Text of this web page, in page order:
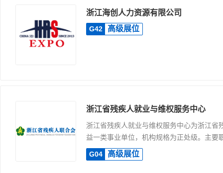
浙江海创人力资源有限公司
G42 高级展位
浙江省残疾人就业与维权服务中心
浙江省残疾人就业与维权服务中心为浙江省
益一类事业单位，机构规格为正处级。主要
G04 高级展位